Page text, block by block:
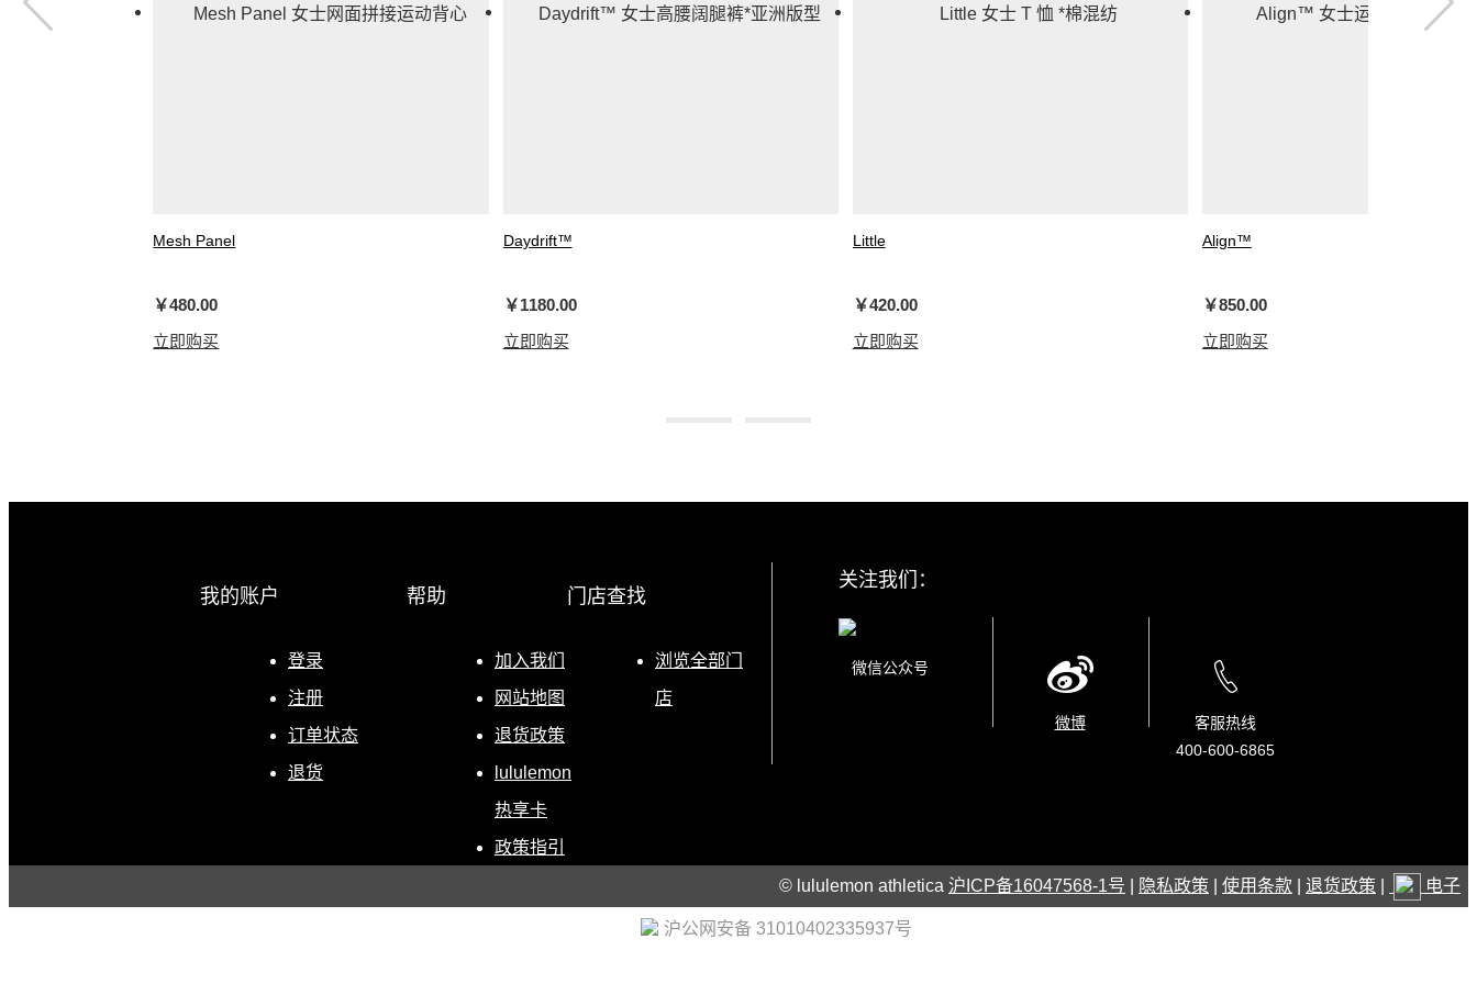
Mesh Panel
女士网面拼接运动背心
￥480.00
立即购买
Daydrift™
女士高腰阔腿裤*亚洲版型
￥1180.00
立即购买
Little
女士 T 恤 *棉混纺
￥420.00
立即购买
Align™
女士运动高腰紧身裤 24"*亚洲版型
￥850.00
立即购买
我的账户
登录
注册
订单状态
退货
帮助
加入我们
网站地图
退货政策
lululemon
热享卡
政策指引
门店查找
浏览全部门
店
关注我们：
微信公众号
微博
客服热线
400-600-6865
© lululemon athletica 沪ICP备16047568-1号 隐私政策 使用条款 退货政策 电子
沪公网安备 31010402335937号